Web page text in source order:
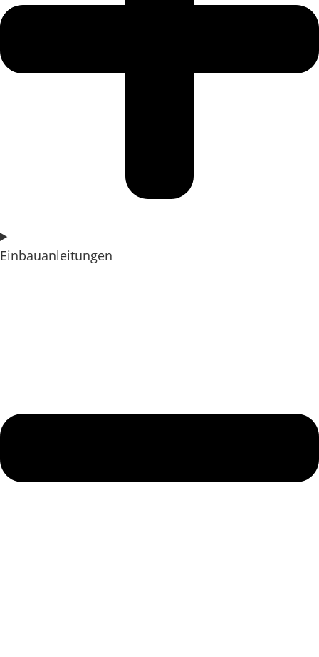
Einbauanleitungen